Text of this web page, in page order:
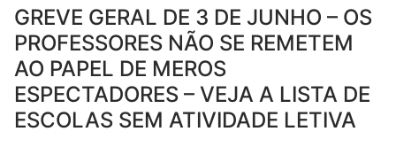
PROFESSORES CONTRATADOS
DOCENTES APOSENTADOS
Formação
GREVE GERAL DE 3 DE JUNHO – OS
PROFESSORES NÃO SE REMETEM
AO PAPEL DE MEROS
ESPECTADORES – VEJA A LISTA DE
ESCOLAS SEM ATIVIDADE LETIVA